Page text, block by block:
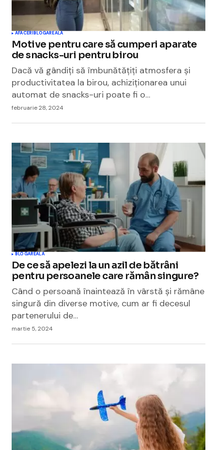
AFACERIBLOGAREALA
Motive pentru care să cumperi aparate
de snacks-uri pentru birou
Dacă vă gândiți să îmbunătățiți atmosfera și
productivitatea la birou, achiziționarea unui
automat de snacks-uri poate fi o…
februarie 28, 2024
BLOGAREALA
De ce să apelezi la un azil de bătrâni
pentru persoanele care rămân singure?
Când o persoană înaintează în vârstă și rămâne
singură din diverse motive, cum ar fi decesul
partenerului de…
martie 5, 2024